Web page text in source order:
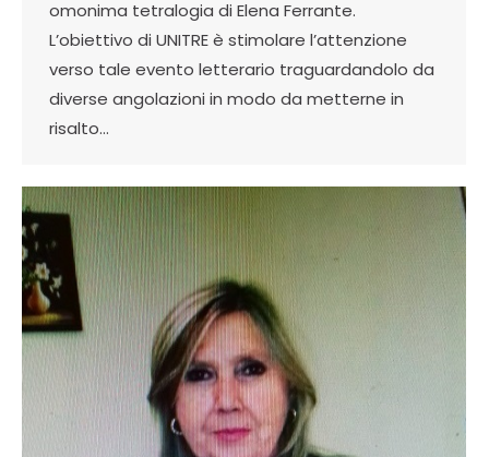
omonima tetralogia di Elena Ferrante.
L’obiettivo di UNITRE è stimolare l’attenzione
verso tale evento letterario traguardandolo da
diverse angolazioni in modo da metterne in
risalto…